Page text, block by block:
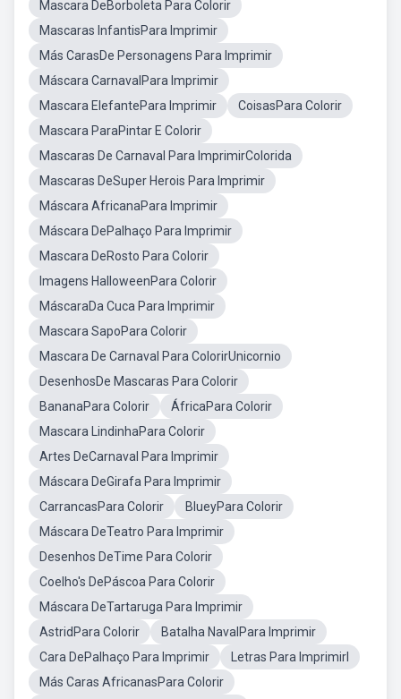
Mascara DeBorboleta Para Colorir
Mascaras InfantisPara Imprimir
Más CarasDe Personagens Para Imprimir
Máscara CarnavalPara Imprimir
Mascara ElefantePara Imprimir
CoisasPara Colorir
Mascara ParaPintar E Colorir
Mascaras De Carnaval Para ImprimirColorida
Mascaras DeSuper Herois Para Imprimir
Máscara AfricanaPara Imprimir
Máscara DePalhaço Para Imprimir
Mascara DeRosto Para Colorir
Imagens HalloweenPara Colorir
MáscaraDa Cuca Para Imprimir
Mascara SapoPara Colorir
Mascara De Carnaval Para ColorirUnicornio
DesenhosDe Mascaras Para Colorir
BananaPara Colorir
ÁfricaPara Colorir
Mascara LindinhaPara Colorir
Artes DeCarnaval Para Imprimir
Máscara DeGirafa Para Imprimir
CarrancasPara Colorir
BlueyPara Colorir
Máscara DeTeatro Para Imprimir
Desenhos DeTime Para Colorir
Coelho's DePáscoa Para Colorir
Máscara DeTartaruga Para Imprimir
AstridPara Colorir
Batalha NavalPara Imprimir
Cara DePalhaço Para Imprimir
Letras Para ImprimirI
Más Caras AfricanasPara Colorir